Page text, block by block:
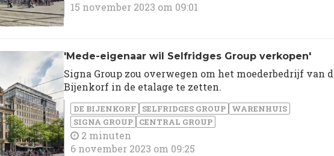
15 november 2023 om 09:01
'Mede-eigenaar wil Selfridges Group verkopen'
Signa Group zou overwegen om het moederbedrijf van
Bijenkorf in de etalage te zetten.
DE BIJENKORF SELFRIDGES GROUP
WARENHUIS
SIGNA GROUP
CENTRAL GROUP
2 minuten
6 november 2023 om 09:25